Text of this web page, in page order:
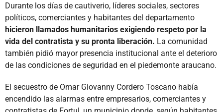
Durante los días de cautiverio, líderes sociales, sectores
políticos, comerciantes y habitantes del departamento
hicieron llamados humanitarios exigiendo respeto por la
vida del contratista y su pronta liberación. La comunidad
también pidió mayor presencia institucional ante el deterioro
de las condiciones de seguridad en el piedemonte araucano.
El secuestro de Omar Giovanny Cordero Toscano había
encendido las alarmas entre empresarios, comerciantes y